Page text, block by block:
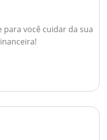
você cuidar da sua